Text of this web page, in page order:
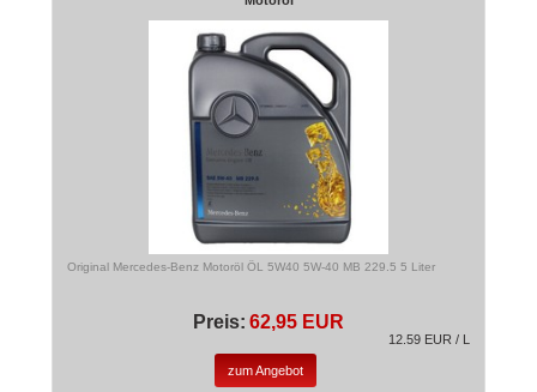
Original Mercedes-Benz Motoröl ÖL 5W40 5W-40 MB 229.5 5 Liter
Preis: 62,95 EUR
12.59 EUR / L
zum Angebot